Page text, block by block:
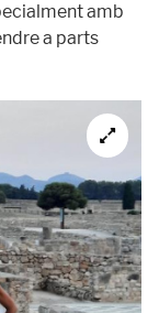
amb
a parts